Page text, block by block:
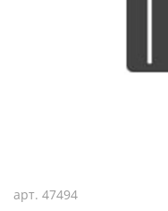
арт. 47494